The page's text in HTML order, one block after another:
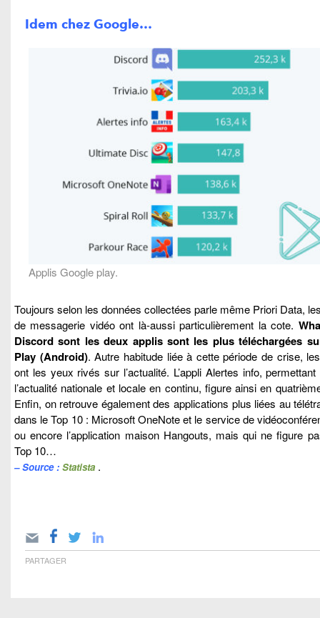
Idem chez Google…
Applis Google play.
Toujours selon les données collectées parle même Priori Data,
de messagerie vidéo ont là-aussi particulièrement la cote.
Discord sont les deux applis sont les plus téléchargées
Play (Android). Autre habitude liée à cette période de crise,
ont les yeux rivés sur l’actualité. L’appli Alertes info,
l’actualité nationale et locale en continu, figure ainsi en
Enfin, on retrouve également des applications plus liées au
dans le Top 10 : Microsoft OneNote et le service de
ou encore l’application maison Hangouts, mais qui ne figure
Top 10…
– Source : Statista .
PARTAGER